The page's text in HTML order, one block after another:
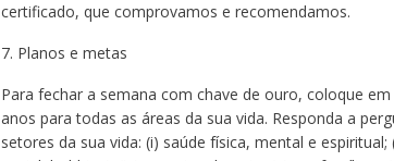
certificado, que comprovamos e recomendamos.
7. Planos e metas
Para fechar a semana com chave de ouro, coloque
anos para todas as áreas da sua vida. Responda a
setores da sua vida: (i) saúde física, mental e